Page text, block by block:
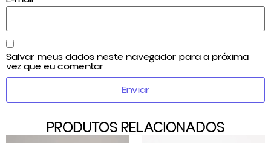
Salvar meus dados neste navegador para a próxima
vez que eu comentar.
PRODUTOS RELACIONADOS